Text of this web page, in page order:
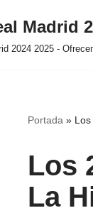
Madrid
2024 2025 -
Portada »
Los
La